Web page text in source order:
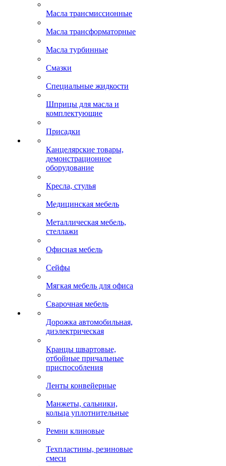
Масла трансмиссионные
Масла трансформаторные
Масла турбинные
Смазки
Специальные жидкости
Шприцы для масла и
комплектующие
Присадки
Канцелярские товары,
демонстрационное
оборудование
Кресла, стулья
Медицинская мебель
Металлическая мебель,
стеллажи
Офисная мебель
Сейфы
Мягкая мебель для офиса
Сварочная мебель
Дорожка автомобильная,
диэлектрическая
Кранцы швартовые,
отбойные причальные
приспособления
Ленты конвейерные
Манжеты, сальники,
кольца уплотнительные
Ремни клиновые
Техпластины, резиновые
смеси